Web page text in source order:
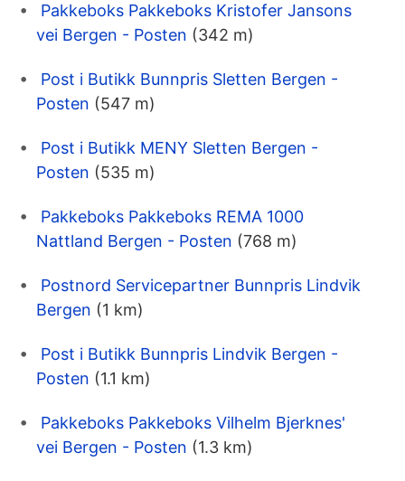
Pakkeboks Pakkeboks Kristofer Jansons
vei Bergen - Posten (342 m)
Post i Butikk Bunnpris Sletten Bergen -
Posten (547 m)
Post i Butikk MENY Sletten Bergen -
Posten (535 m)
Pakkeboks Pakkeboks REMA 1000
Nattland Bergen - Posten (768 m)
Postnord Servicepartner Bunnpris Lindvik
Bergen (1 km)
Post i Butikk Bunnpris Lindvik Bergen -
Posten (1.1 km)
Pakkeboks Pakkeboks Vilhelm Bjerknes'
vei Bergen - Posten (1.3 km)